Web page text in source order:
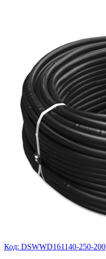
Код: DSWWD161140-250-200